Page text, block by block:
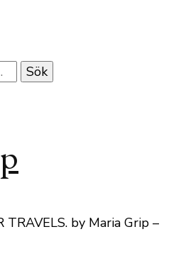
TRAVELS. by Maria Grip –